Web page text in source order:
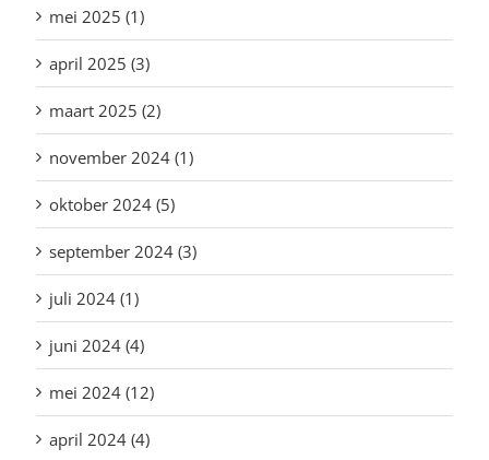
mei 2025 (1)
april 2025 (3)
maart 2025 (2)
november 2024 (1)
oktober 2024 (5)
september 2024 (3)
juli 2024 (1)
juni 2024 (4)
mei 2024 (12)
april 2024 (4)